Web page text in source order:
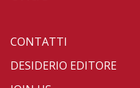
CONTATTI
DESIDERIO EDITORE